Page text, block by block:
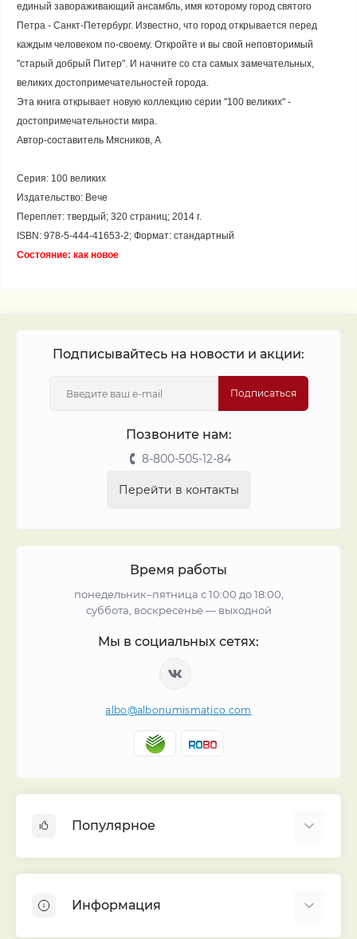
единый завораживающий ансамбль, имя которому город святого
Петра - Санкт-Петербург. Известно, что город открывается перед
каждым человеком по-своему. Откройте и вы свой неповторимый
"старый добрый Питер". И начните со ста самых замечательных,
великих достопримечательностей города.
Эта книга открывает новую коллекцию серии "100 великих" -
достопримечательности мира.
Автор-составитель Мясников, А
Серия: 100 великих
Издательство: Вече
Переплет: твердый; 320 страниц; 2014 г.
ISBN: 978-5-444-41653-2; Формат: стандартный
Состояние: как новое
Подписывайтесь на новости и акции:
Подписаться
Позвоните нам:
8-800-505-12-84
Перейти в контакты
Время работы
понедельник–пятница с 10:00 до 18:00,
суббота, воскресенье — выходной
Мы в социальных сетях:
albo@albonumismatico.com
Популярное
Монеты
Банкноты
Информация